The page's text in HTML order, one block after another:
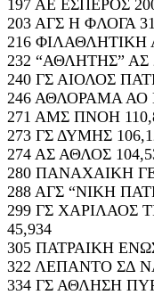
197 ΑΕ ΕΣΠΕΡΟΣ
203 ΑΓΣ Η ΦΛΟΓΑ
216 ΦΙΛΑΘΛΗΤΙΚΗ
232 “ΑΘΛΗΤΗΣ” ΑΣ
240 ΓΣ ΑΙΟΛΟΣ
246 ΑΘΛΟΡΑΜΑ ΑΟ
271 ΑΜΣ ΠΝΟΗ
273 ΓΣ ΔΥΜΗΣ
274 ΑΣ ΑΘΛΟΣ
280 ΠΑΝΑΧΑΙΚΗ ΓΕ
288 ΑΓΣ “ΝΙΚΗ
299 ΓΣ ΧΑΡΙΛΑΟΣ
45,934
305 ΠΑΤΡΑΙΚΗ
322 ΛΕΠΑΝΤΟ ΣΔ
334 ΓΣ ΑΘΛΗΣΗ